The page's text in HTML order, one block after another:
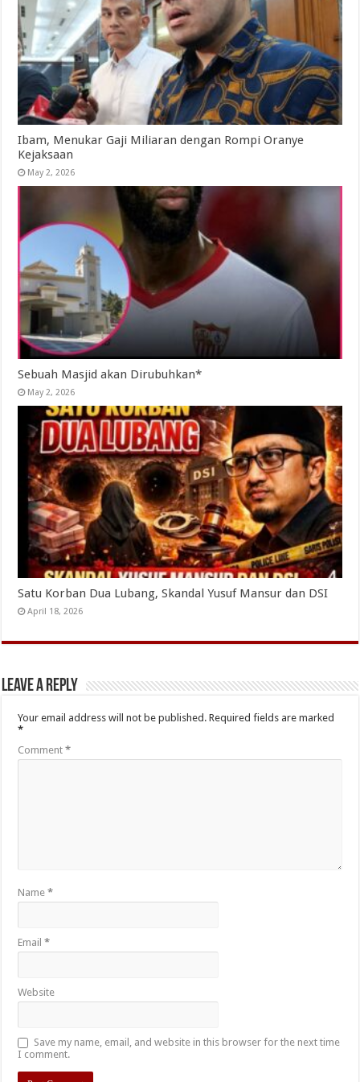
Ibam, Menukar Gaji Miliaran dengan Rompi Oranye
Kejaksaan
May 2, 2026
Sebuah Masjid akan Dirubuhkan*
May 2, 2026
Satu Korban Dua Lubang, Skandal Yusuf Mansur dan DSI
April 18, 2026
Leave a Reply
Your email address will not be published. Required fields are marked
*
Comment*
Name*
Email*
Website
Save my name, email, and website in this browser for the next time
I comment.